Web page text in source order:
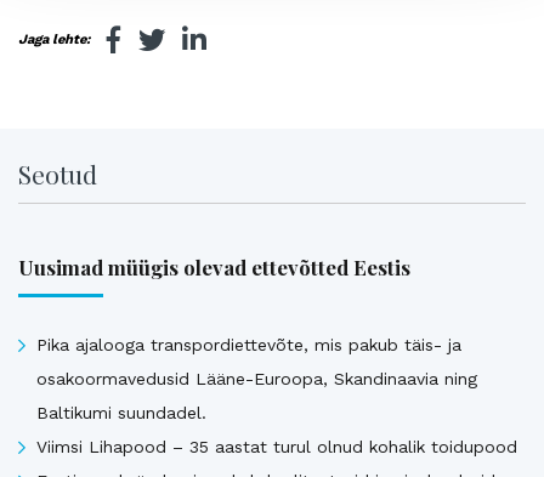
Jaga lehte:
Seotud
Uusimad müügis olevad ettevõtted Eestis
Pika ajalooga transpordiettevõte, mis pakub täis- ja
osakoormavedusid Lääne-Euroopa, Skandinaavia ning
Baltikumi suundadel.
Viimsi Lihapood – 35 aastat turul olnud kohalik toidupood